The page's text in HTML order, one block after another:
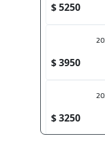
5250 $
3950 $
3250 $